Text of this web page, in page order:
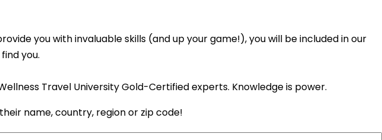
you with invaluable skills (and up your game!), you will be included in our
you.
Travel University Gold-Certified experts. Knowledge is power.
name, country, region or zip code!